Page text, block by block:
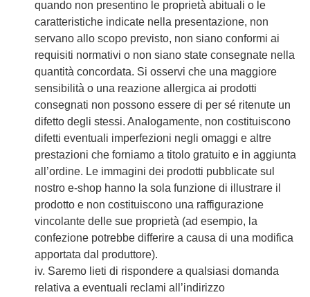
quando non presentino le proprietà abituali o le
caratteristiche indicate nella presentazione, non
servano allo scopo previsto, non siano conformi ai
requisiti normativi o non siano state consegnate nella
quantità concordata. Si osservi che una maggiore
sensibilità o una reazione allergica ai prodotti
consegnati non possono essere di per sé ritenute un
difetto degli stessi. Analogamente, non costituiscono
difetti eventuali imperfezioni negli omaggi e altre
prestazioni che forniamo a titolo gratuito e in aggiunta
all’ordine. Le immagini dei prodotti pubblicate sul
nostro e-shop hanno la sola funzione di illustrare il
prodotto e non costituiscono una raffigurazione
vincolante delle sue proprietà (ad esempio, la
confezione potrebbe differire a causa di una modifica
apportata dal produttore).
iv. Saremo lieti di rispondere a qualsiasi domanda
relativa a eventuali reclami all’indirizzo